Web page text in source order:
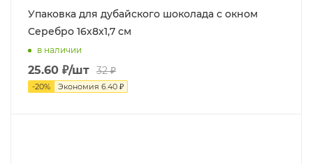
Упаковка для дубайского шоколада с окном
Серебро 16х8х1,7 см
в наличии
25.60 ₽/шт 32₽
-20% Экономия 6.40 ₽